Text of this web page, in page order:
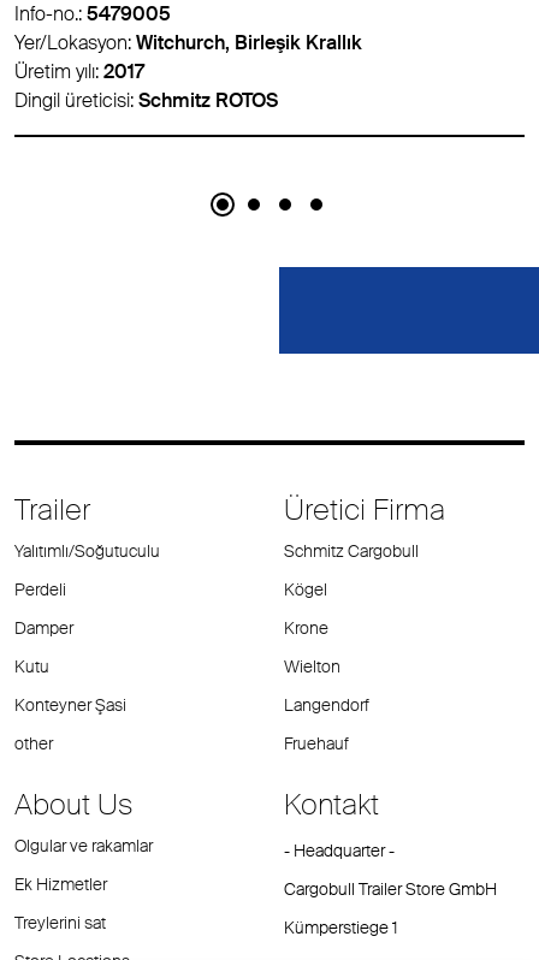
Info-no.:5494478
Yer/Lokasyon:Valencia, İspanya
Üretim yılı:2015
Dingil üreticisi:-
Trailer
Yalıtımlı/Soğutuculu
Perdeli
Damper
Kutu
Konteyner Şasi
other
Üretici Firma
Schmitz Cargobull
Kögel
Krone
Wielton
Langendorf
Fruehauf
About Us
Olgular ve rakamlar
Ek Hizmetler
Treylerini sat
Kontakt
- Headquarter -
Cargobull Trailer Store GmbH
Kümperstiege 1